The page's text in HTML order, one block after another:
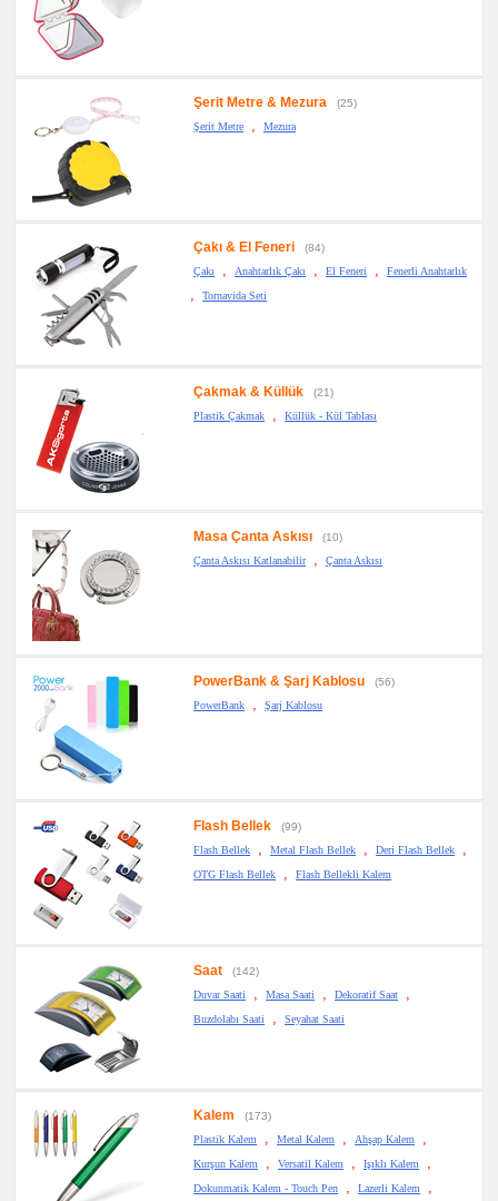
Şerit Metre & Mezura
(25)
Şerit Metre
, Mezura
Çakı & El Feneri
(84)
Çakı
, Anahtarlık Çakı , El Feneri , Fenerli Anahtarlık
, Tornavida Seti
Çakmak & Küllük
(21)
Plastik Çakmak
, Küllük - Kül Tablası
Masa Çanta Askısı
(10)
Çanta Askısı Katlanabilir
, Çanta Askısı
PowerBank & Şarj Kablosu
(56)
PowerBank
, Şarj Kablosu
Flash Bellek
(99)
Flash Bellek
, Metal Flash Bellek , Deri Flash Bellek ,
OTG Flash Bellek , Flash Bellekli Kalem
Saat
(142)
Duvar Saati
, Masa Saati , Dekoratif Saat ,
Buzdolabı Saati , Seyahat Saati
Kalem
(173)
Plastik Kalem
, Metal Kalem , Ahşap Kalem ,
Kurşun Kalem , Versatil Kalem , Işıklı Kalem ,
Dokunmatik Kalem - Touch Pen , Lazerli Kalem ,
promosyon
PowerBank
&
Şarj
promosyon
Flash
Bellek
promosyon
Saat
promosyon
promosyon
Kalem
Seti
promosyon
Kalemlik
promosyon
Radyo
promosyon
Takvim
&
Bloknot
promosyon
&
Para
Tabağı
promosyon
Çantası
&
promosyon
Seti
Sümen
Takımı
Seti
&
Not
Tutucu
promosyon
Bilgisayar
promosyon
Diğer
Ürünler